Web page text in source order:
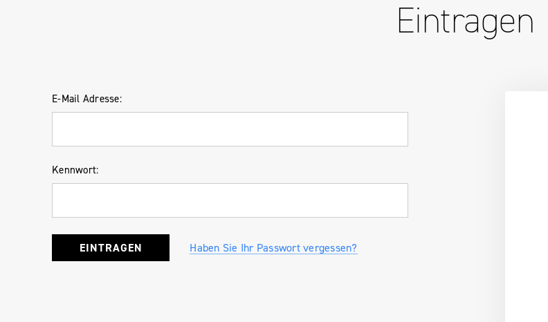
Eintragen
E-Mail Adresse:
Kennwort:
Haben Sie Ihr Passwort vergessen?